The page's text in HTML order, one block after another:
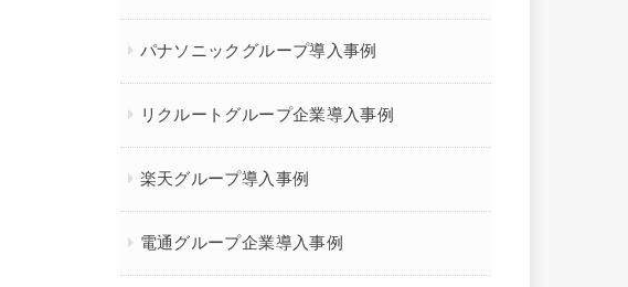
パナソニックグループ導入事例
リクルートグループ企業導入事例
楽天グループ導入事例
電通グループ企業導入事例